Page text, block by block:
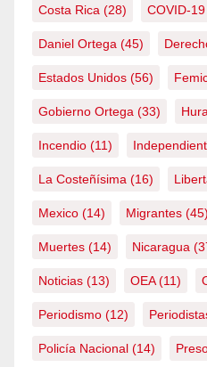
Costa Rica (28) COVID-19
Daniel Ortega (45)
Estados Unidos (56)
Gobierno Ortega (33)
Incendio (11)
La Costeñísima (16)
Mexico (14) Migrantes (45)
Muertes (14) Nicaragua
Noticias (13) OEA(11)
Periodismo (12)
Policía Nacional (14)